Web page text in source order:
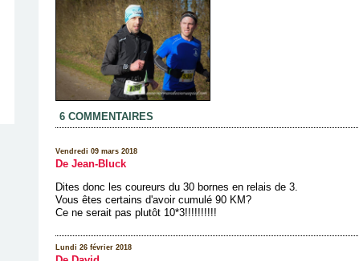
6 COMMENTAIRES
Vendredi 09 mars 2018
De Jean-Bluck
Dites donc les coureurs du 30 bornes en relais de 3.
Vous êtes certains d'avoir cumulé 90 KM?
Ce ne serait pas plutôt 10*3!!!!!!!!!!
Lundi 26 février 2018